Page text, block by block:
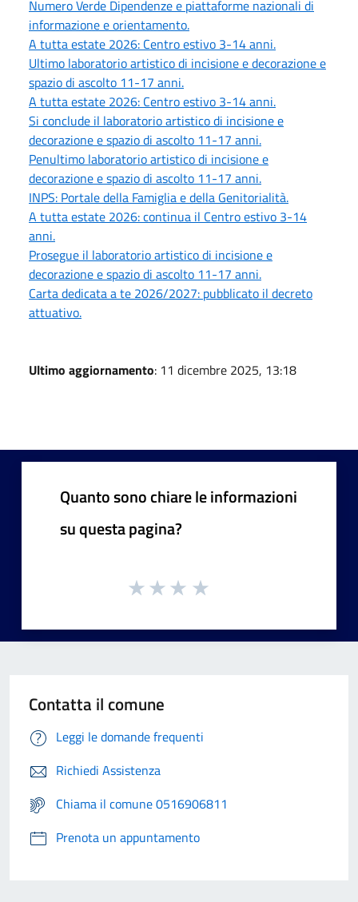
Numero Verde Dipendenze e piattaforme nazionali di
informazione e orientamento.
A tutta estate 2026: Centro estivo 3-14 anni.
Ultimo laboratorio artistico di incisione e decorazione e
spazio di ascolto 11-17 anni.
A tutta estate 2026: Centro estivo 3-14 anni.
Si conclude il laboratorio artistico di incisione e
decorazione e spazio di ascolto 11-17 anni.
Penultimo laboratorio artistico di incisione e
decorazione e spazio di ascolto 11-17 anni.
INPS: Portale della Famiglia e della Genitorialità.
A tutta estate 2026: continua il Centro estivo 3-14
anni.
Prosegue il laboratorio artistico di incisione e
decorazione e spazio di ascolto 11-17 anni.
Carta dedicata a te 2026/2027: pubblicato il decreto
attuativo.
Ultimo aggiornamento: 11 dicembre 2025, 13:18
Quanto sono chiare le informazioni
su questa pagina?
Contatta il comune
Leggi le domande frequenti
Richiedi Assistenza
Chiama il comune 0516906811
Prenota un appuntamento